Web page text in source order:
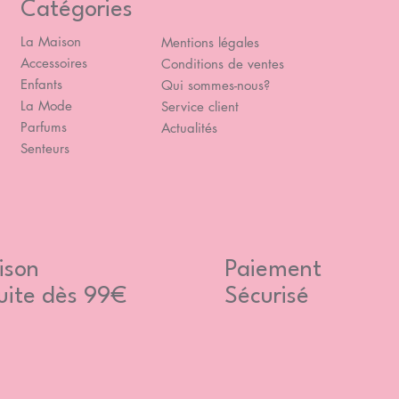
Catégories
La Maison
Accessoires
Enfants
La Mode
Parfums
Senteurs
Mentions légales
Conditions de ventes
Qui sommes-nous?
Service client
Actualités
dès 99€
Paiement
Sécurisé